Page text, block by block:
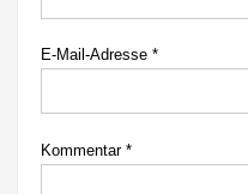
E-Mail-Adresse*
Kommentar*